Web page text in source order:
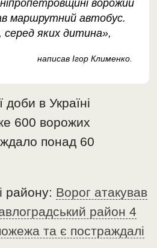
ворожий
маршрутний автобус.
яких дитина»,
написав Ігор Клименко.
в Україні
600 ворожих
понад 60
району: Ворог атакував
район 4
та є постраждалі